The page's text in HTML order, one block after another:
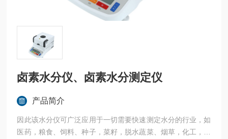
卤素水分仪、卤素水分测定仪
产品简介
因此该水分仪可广泛应用于一切需要快速测定水分的行业，如
医药，粮食、饲料、种子，菜籽，脱水蔬菜、烟草，化工，茶